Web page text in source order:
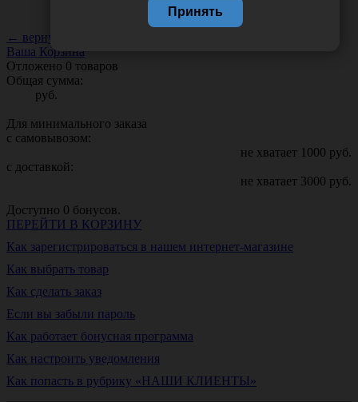
← вернуться к списку новостей
Ваша Корзина
Отложено 0 товаров
Общая сумма:
руб.
Для минимального заказа
с самовывозом:
не хватает 1000 руб.
с доставкой:
не хватает 3000 руб.
Доступно 0 бонусов.
ПЕРЕЙТИ В КОРЗИНУ
Как зарегистрироваться в нашем интернет-магазине
Как выбрать товар
Как сделать заказ
Если вы забыли пароль
Как работает бонусная программа
Как настроить уведомления
Как попасть в рубрику «НАШИ КЛИЕНТЫ»
Принять